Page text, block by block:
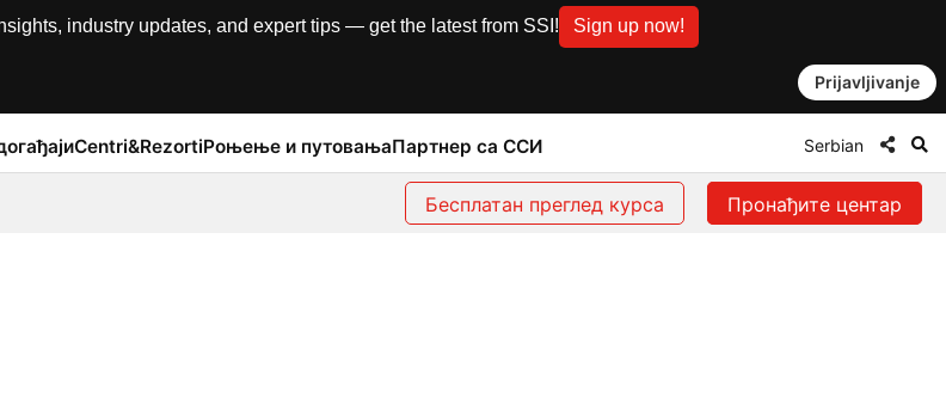
industry updates, and expert tips — get the latest from SSI! Sign up now!
Prijavljivanje
Centri&RezortiРоњење и путовањаПартнер са ССИ Serbian
Бесплатан преглед курса Пронађите центар